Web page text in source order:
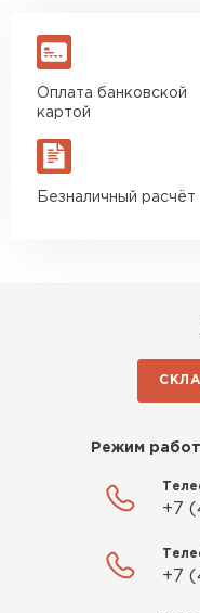
Оплата банковской
картой
Безналичный расчёт
Режим
+7
+7